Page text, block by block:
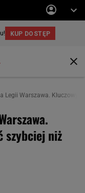
Legii Warszawa. Kluczowy
szybciej niż